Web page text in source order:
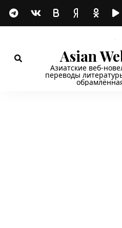
Asian
Азиатские веб-
переводы